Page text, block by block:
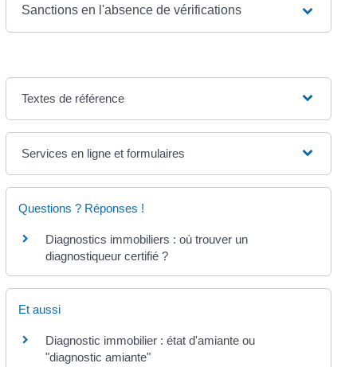
Sanctions en l'absence de vérifications
Textes de référence
Services en ligne et formulaires
Questions ? Réponses !
Diagnostics immobiliers : où trouver un
diagnostiqueur certifié ?
Et aussi
Diagnostic immobilier : état d'amiante ou
"diagnostic amiante"